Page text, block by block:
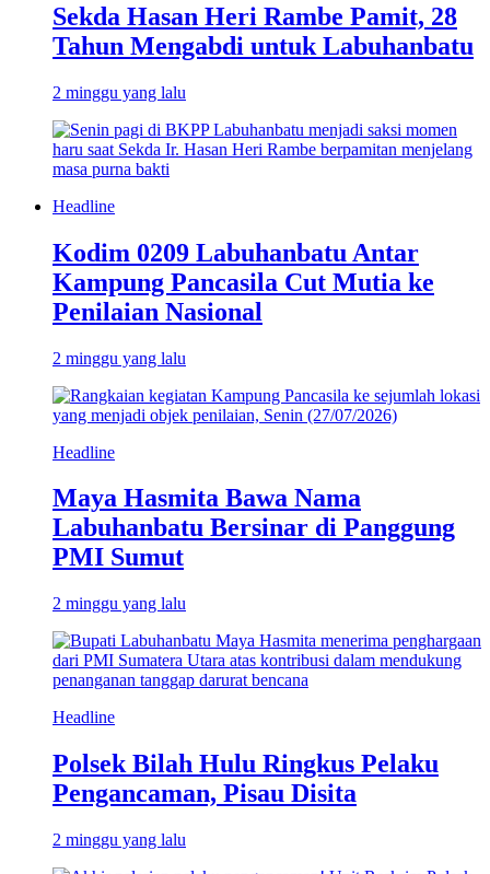
Sekda Hasan Heri Rambe Pamit, 28
Tahun Mengabdi untuk Labuhanbatu
2 minggu yang lalu
Headline
Kodim 0209 Labuhanbatu Antar
Kampung Pancasila Cut Mutia ke
Penilaian Nasional
2 minggu yang lalu
Headline
Maya Hasmita Bawa Nama
Labuhanbatu Bersinar di Panggung
PMI Sumut
2 minggu yang lalu
Headline
Polsek Bilah Hulu Ringkus Pelaku
Pengancaman, Pisau Disita
2 minggu yang lalu